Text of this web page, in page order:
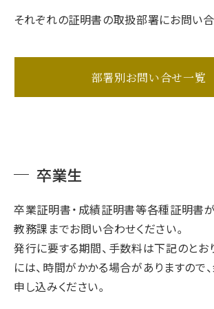
それぞれの証明書の取扱部署にお問い合
部署別お問い合せ一覧
卒業生
卒業証明書・成績証明書等各種証明書
教務課までお問い合わせください。
発行に要する期間、手数料は下記のとお
には、時間がかかる場合がありますので
申し込みください。